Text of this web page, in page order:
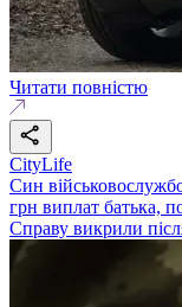
Читати повністю
CityLife
Син
грн виплат батька,
Справу викрили